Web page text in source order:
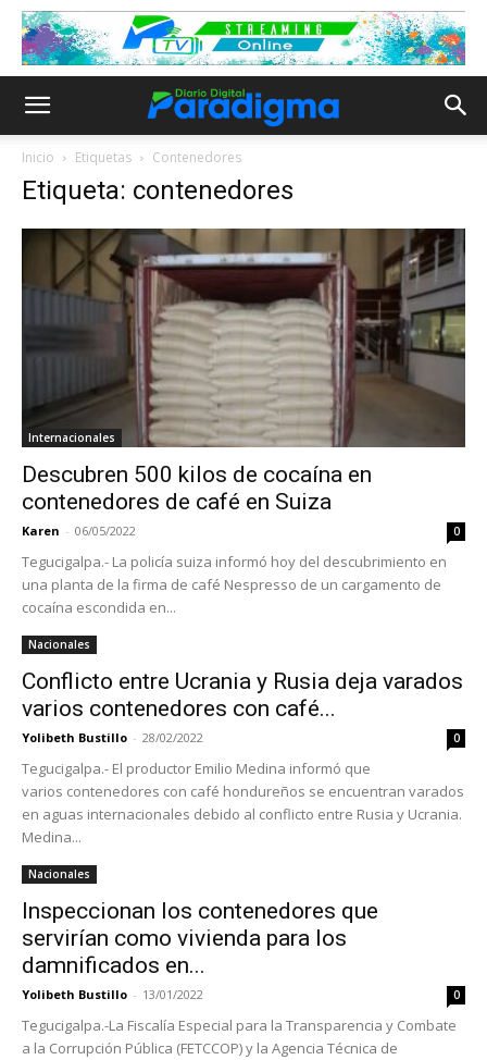
Inicio Etiquetas Contenedores
Etiqueta: contenedores
Internacionales
Descubren 500 kilos de cocaína en
contenedores de café en Suiza
Karen - 06/05/2022 0
Tegucigalpa.- La policía suiza informó hoy del descubrimiento en
una planta de la firma de café Nespresso de un cargamento de
cocaína escondida en...
Nacionales
Conflicto entre Ucrania y Rusia deja varados
varios contenedores con café...
Yolibeth Bustillo - 28/02/2022 0
Tegucigalpa.- El productor Emilio Medina informó que
varios contenedores con café hondureños se encuentran varados
en aguas internacionales debido al conflicto entre Rusia y Ucrania.
Medina...
Nacionales
Inspeccionan los contenedores que
servirían como vivienda para los
damnificados en...
Yolibeth Bustillo - 13/01/2022 0
Tegucigalpa.-La Fiscalía Especial para la Transparencia y Combate
a la Corrupción Pública (FETCCOP) y la Agencia Técnica de